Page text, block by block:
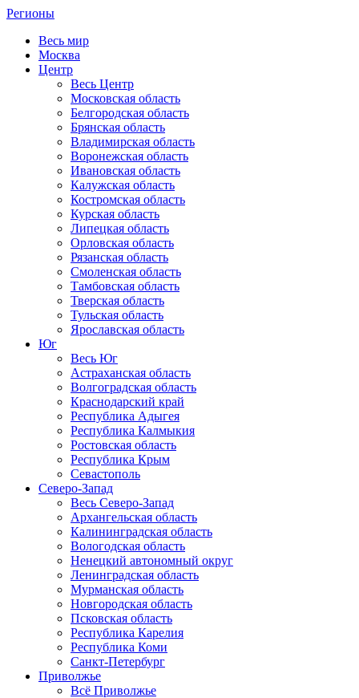
Регионы
Весь мир
Москва
Центр
Весь Центр
Московская область
Белгородская область
Брянская область
Владимирская область
Воронежская область
Ивановская область
Калужская область
Костромская область
Курская область
Липецкая область
Орловская область
Рязанская область
Смоленская область
Тамбовская область
Тверская область
Тульская область
Ярославская область
Юг
Весь Юг
Астраханская область
Волгоградская область
Краснодарский край
Республика Адыгея
Республика Калмыкия
Ростовская область
Республика Крым
Севастополь
Северо-Запад
Весь Северо-Запад
Архангельская область
Калининградская область
Вологодская область
Ненецкий автономный округ
Ленинградская область
Мурманская область
Новгородская область
Псковская область
Республика Карелия
Республика Коми
Санкт-Петербург
Приволжье
Всё Приволжье